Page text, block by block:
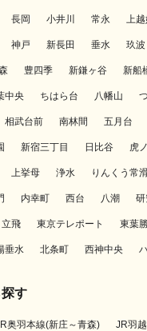
長岡 小井川 常永 上
神戸 新長田 垂水 玖波
豊四季 新鎌ヶ谷 新船
中央 ちはら台 八幡山
相武台前 南林間 五月台
新宿三丁目 日比谷 虎
上挙母 浄水 りんくう常
内幸町 西台 八潮 研
立飛 東京テレポート 東葉
垂水 北条町 西神中央
す
奥羽本線(新庄～青森) JR羽